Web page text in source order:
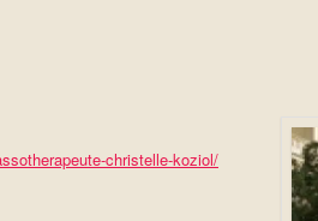
christelle-koziol/